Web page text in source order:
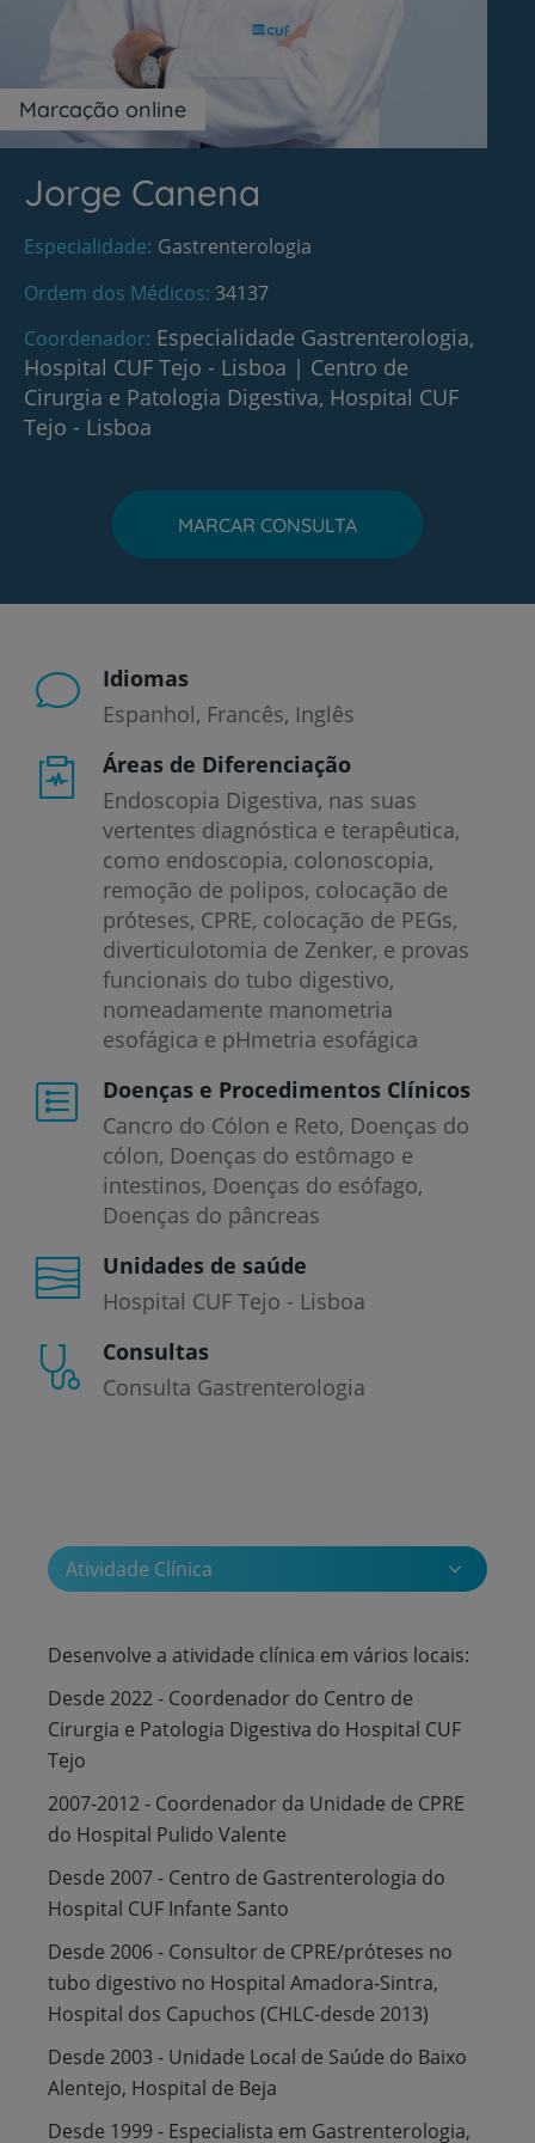
Marcação online
Jorge Canena
Especialidade Gastrenterologia
Ordem dos Médicos 34137
Coordenador Especialidade Gastrenterologia,
Hospital CUF Tejo - Lisboa | Centro de
Cirurgia e Patologia Digestiva, Hospital CUF
Tejo - Lisboa
MARCAR CONSULTA
Idiomas
Espanhol Francês Inglês
Áreas de Diferenciação
Endoscopia Digestiva, nas suas
vertentes diagnóstica e terapêutica,
como endoscopia, colonoscopia,
remoção de polipos, colocação de
próteses, CPRE, colocação de PEGs,
diverticulotomia de Zenker, e provas
funcionais do tubo digestivo,
nomeadamente manometria
esofágica e pHmetria esofágica
Doenças e Procedimentos Clínicos
Cancro do Cólon e Reto Doenças do
cólon Doenças do estômago e
intestinos Doenças do esófago
Doenças do pâncreas
Unidades de saúde
Hospital CUF Tejo - Lisboa
Consultas
Consulta Gastrenterologia
Atividade Clínica
Desenvolve a atividade clínica em vários locais:
Desde 2022 - Coordenador do Centro de
Cirurgia e Patologia Digestiva do Hospital CUF
Tejo
2007-2012 - Coordenador da Unidade de CPRE
do Hospital Pulido Valente
Desde 2007 - Centro de Gastrenterologia do
Hospital CUF Infante Santo
Desde 2006 - Consultor de CPRE/próteses no
tubo digestivo no Hospital Amadora-Sintra,
Hospital dos Capuchos (CHLC-desde 2013)
Desde 2003 - Unidade Local de Saúde do Baixo
Alentejo, Hospital de Beja
Desde 1999 - Especialista em Gastrenterologia,